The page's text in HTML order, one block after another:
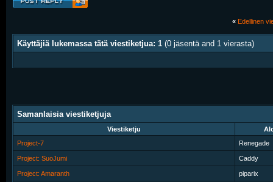
« Edellinen
Käyttäjiä lukemassa tätä viestiketjua: 1 (0 jäsentä and 1 vierasta)
Samanlaisia viestiketjuja
Viestiketju
Project-7
Renegade
Project: SuoJumi Caddy
Project: Amaranth piparix